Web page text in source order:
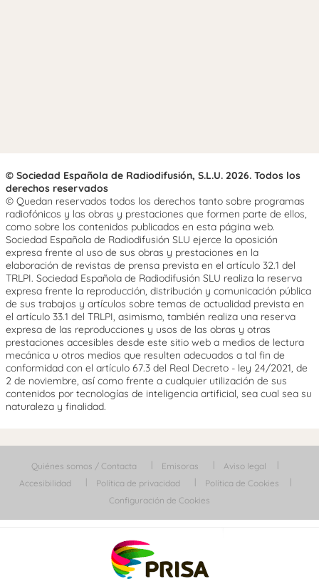
© Sociedad Española de Radiodifusión, S.L.U. 2026. Todos los
derechos reservados
© Quedan reservados todos los derechos tanto sobre programas
radiofónicos y las obras y prestaciones que formen parte de ellos,
como sobre los contenidos publicados en esta página web.
Sociedad Española de Radiodifusión SLU ejerce la oposición
expresa frente al uso de sus obras y prestaciones en la
elaboración de revistas de prensa prevista en el artículo 32.1 del
TRLPI. Sociedad Española de Radiodifusión SLU realiza la reserva
expresa frente la reproducción, distribución y comunicación pública
de sus trabajos y artículos sobre temas de actualidad prevista en
el artículo 33.1 del TRLPI, asimismo, también realiza una reserva
expresa de las reproducciones y usos de las obras y otras
prestaciones accesibles desde este sitio web a medios de lectura
mecánica u otros medios que resulten adecuados a tal fin de
conformidad con el artículo 67.3 del Real Decreto - ley 24/2021, de
2 de noviembre, así como frente a cualquier utilización de sus
contenidos por tecnologías de inteligencia artificial, sea cual sea su
naturaleza y finalidad.
Quiénes somos / Contacta Emisoras
Aviso legal
Accesibilidad
Política de privacidad
Política de Cookies
Configuración de Cookies